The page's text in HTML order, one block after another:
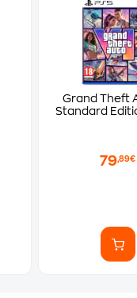
Grand Theft
Standard
79,89€